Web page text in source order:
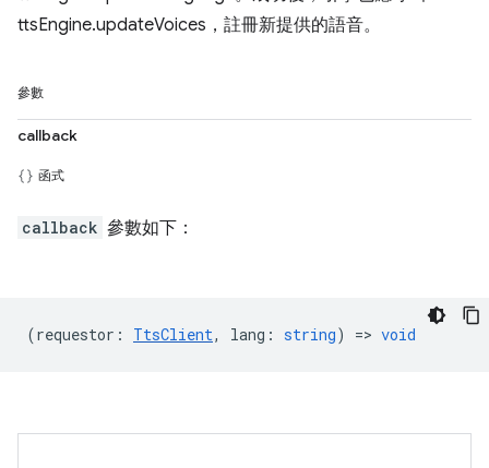
ttsEngine.updateVoices，註冊新提供的語音。
參數
callback
函式
callback 參數如下：
(requestor : TtsClient, lang : string) => void